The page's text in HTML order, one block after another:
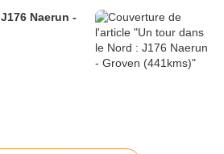
Naerun -